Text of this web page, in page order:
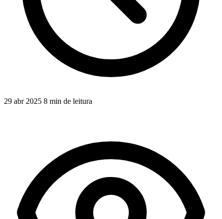
29 abr 2025 8 min de leitura